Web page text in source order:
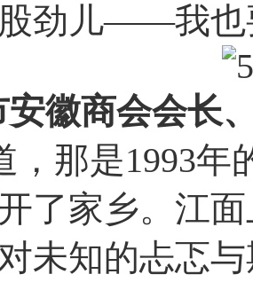
劲儿——我
安徽商会会长
，那是1993年
了家乡。江
未知的忐忑